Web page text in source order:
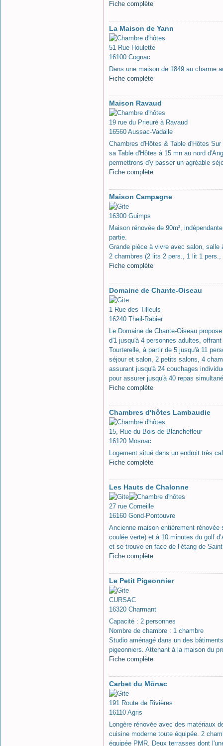
Fiche complète
La Maison de Yann
51 Rue Houlette
16100 Cognac
Dans une maison de 1849 au charme
Fiche complète
Maison Ravaud
19 rue du Prieuré à Ravaud
16560 Aussac-Vadalle
Chambres d'Hôtes & Table d'Hôtes
sa Table d'Hôtes à 15 mn au nord
permettrons d'y passer un agréable
Fiche complète
Maison Campagne
16300 Guimps
Maison rénovée de 90m²,
partie.
Grande pièce à vivre avec salon, salle
2 chambres (2 lits 2 pers., 1 lit 1
Fiche complète
Domaine de Chante-Oiseau
1 Rue des Tilleuls
16240 Theil-Rabier
Le Domaine de Chante-Oiseau
d'1 jusqu'à 4 personnes adultes,
Tourterelle, à partir de 5 jusqu'à 11
séjour et salon, 2 petits salons, 4
assurant jusqu'à 24 couchages
pour assurer jusqu'à 40 repas
Fiche complète
Chambres d'hôtes Lambaudie
15, Rue du Bois de Blanchefleur
16120 Mosnac
Logement situé dans un endroit très
Fiche complète
Les Hauts de Chalonne
27 rue Corneille
16160 Gond-Pontouvre
Ancienne maison entièrement
coulée verte) et à 10 minutes du golf
et se trouve en face de l’étang de
Fiche complète
Le Petit Pigeonnier
CURSAC
16320 Charmant
Capacité : 2 personnes
Nombre de chambre : 1 chambre
Studio aménagé dans un des
pigeonniers. Attenant à la maison du
Fiche complète
Carbet du Mônac
191 Route de Rivières
16110 Agris
Longère rénovée avec des matériaux
cuisine moderne toute équipée. 2
équipée PMR. Deux terrasses dont